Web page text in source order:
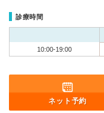
診療時間
10:00-19:00
ネット予約